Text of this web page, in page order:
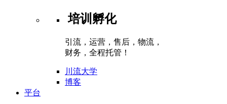
培训孵化
引流，运营，售后，物流，
财务，全程托管！
川流大学
博客
平台